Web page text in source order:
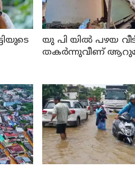
യു പി യില്‍ പഴയ
തകര്‍ന്നുവീണ്